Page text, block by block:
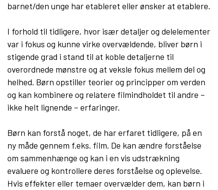
barnet/den unge har etableret eller ønsker at etablere.
I forhold til tidligere, hvor især detaljer og delelementer
var i fokus og kunne virke overvældende, bliver børn i
stigende grad i stand til at koble detaljerne til
overordnede mønstre og at veksle fokus mellem del og
helhed. Børn opstiller teorier og principper om verden
og kan kombinere og relatere filmindholdet til andre –
ikke helt lignende – erfaringer.
Børn kan forstå noget, de har erfaret tidligere, på en
ny måde gennem f.eks. film. De kan ændre forståelse
om sammenhænge og kan i en vis udstrækning
evaluere og kontrollere deres forståelse og oplevelse.
Hvis effekter eller temaer overvælder dem, kan børn i